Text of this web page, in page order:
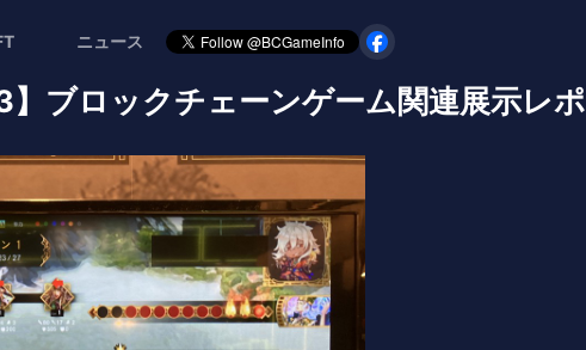
ニュース
】ブロックチェーンゲーム関連展示レ